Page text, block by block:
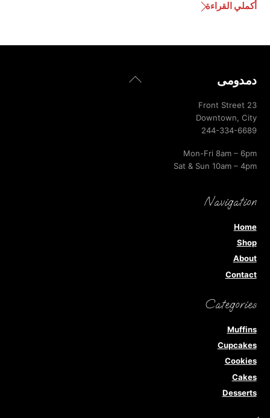
أكملي القراءة
Back
دمدومى
23 Front Street
Downtown, City
244-334-6689
Mon-Fri 8am – 6pm
Sat & Sun 10am – 4pm
Navigation
Home
Shop
About
Contact
Categories
Muffins
Cupcakes
Cookies
Cakes
Desserts